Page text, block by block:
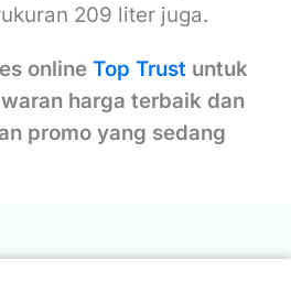
209 liter juga.
online Top Trust untuk
harga terbaik dan
promo yang sedang